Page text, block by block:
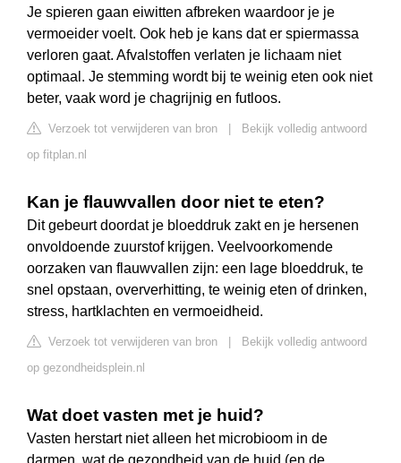
Je spieren gaan eiwitten afbreken waardoor je je
vermoeider voelt. Ook heb je kans dat er spiermassa
verloren gaat. Afvalstoffen verlaten je lichaam niet
optimaal. Je stemming wordt bij te weinig eten ook niet
beter, vaak word je chagrijnig en futloos.
Verzoek tot verwijderen van bron
Bekijk volledig antwoord
op fitplan.nl
Kan je flauwvallen door niet te eten?
Dit gebeurt doordat je bloeddruk zakt en je hersenen
onvoldoende zuurstof krijgen. Veelvoorkomende
oorzaken van flauwvallen zijn: een lage bloeddruk, te
snel opstaan, oververhitting, te weinig eten of drinken,
stress, hartklachten en vermoeidheid.
Verzoek tot verwijderen van bron
Bekijk volledig antwoord
op gezondheidsplein.nl
Wat doet vasten met je huid?
Vasten herstart niet alleen het microbioom in de